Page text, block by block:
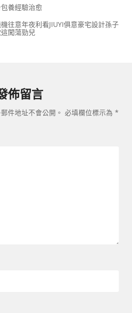
養經驗治愈
往意年夜利看JIUYI俱意豪宅設計孫子
闖蕩勁兒
佈留言
件地址不會公開。 必填欄位標示為 *